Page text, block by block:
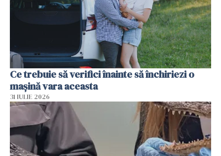
Ce trebuie să verifici înainte să închiriezi o
mașină vara aceasta
31 IULIE 2026